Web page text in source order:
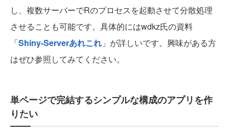
し、複数サーバーでRのプロセスを起動させて分散処理
させることも可能です。具体的にはwdkz氏の資料
「Shiny-Serverあれこれ 」が詳しいです。興味がある方
はぜひ参照してみてください。
単ページで完結するシンプルな構成のアプリを作
りたい